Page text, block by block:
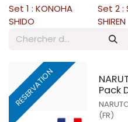
Set 1 : KONOHA
SHIDO
Set 2 :
SHIREN
RESERVATION
Pack
(FR)